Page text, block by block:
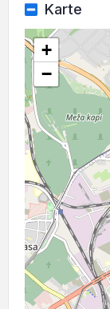
Karte
+
−